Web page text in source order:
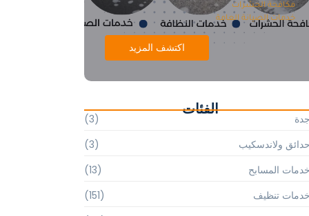
مكافحة الحشرات
خدمات الصيانة العامة
اكتشف المزيد
الفئات
جدة
(3)
حدائق ولاندسكيب
(3)
خدمات المسابح
(13)
خدمات تنظيف
(151)